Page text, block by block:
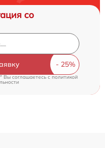
со
Вы соглашаетесь cполитикой